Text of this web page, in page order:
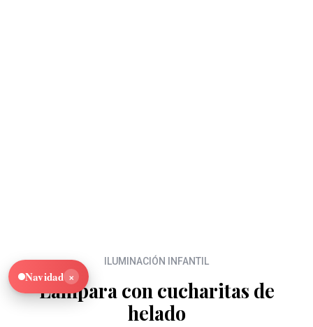
ILUMINACIÓN INFANTIL
Lámpara con cucharitas de
helado
Navidad ×